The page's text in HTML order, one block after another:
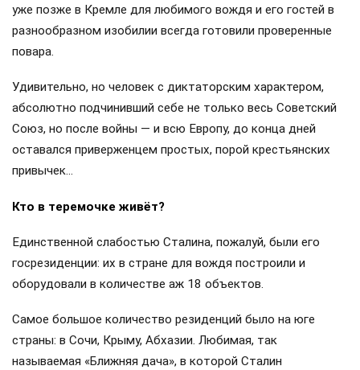
уже позже в Кремле для любимого вождя и его гостей в
разнообразном изобилии всегда готовили проверенные
повара.
Удивительно, но человек с диктаторским характером,
абсолютно подчинивший себе не только весь Советский
Союз, но после войны — и всю Европу, до конца дней
оставался приверженцем простых, порой крестьянских
привычек…
Кто в теремочке живёт?
Единственной слабостью Сталина, пожалуй, были его
госрезиденции: их в стране для вождя построили и
оборудовали в количестве аж 18 объектов.
Самое большое количество резиденций было на юге
страны: в Сочи, Крыму, Абхазии. Любимая, так
называемая «Ближняя дача», в которой Сталин